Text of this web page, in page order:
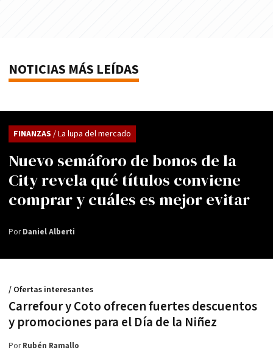
NOTICIAS MÁS LEÍDAS
Nuevo semáforo de bonos de la
City revela qué títulos conviene
comprar y cuáles es mejor evitar
FINANZAS / La lupa del mercado
PorDaniel Alberti
Carrefour y Coto ofrecen fuertes descuentos
y promociones para el Día de la Niñez
/ Ofertas interesantes
PorRubén Ramallo